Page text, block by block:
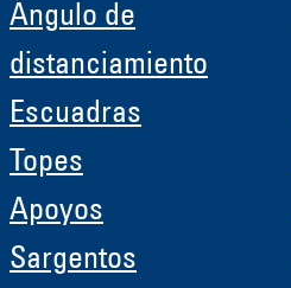
Ángulo de
distanciamiento
Escuadras
Topes
Apoyos
Sargentos